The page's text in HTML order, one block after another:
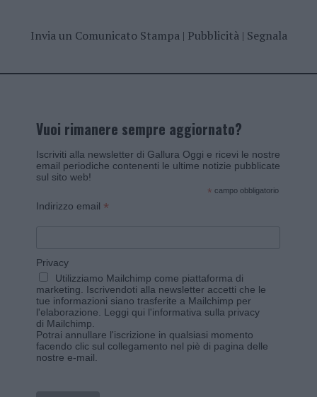
Invia un Comunicato Stampa| Pubblicità| Segnala
Vuoi rimanere sempre aggiornato?
Iscriviti alla newsletter di Gallura Oggi e ricevi le nostre
email periodiche contenenti le ultime notizie pubblicate
sul sito web!
* campo obbligatorio
Indirizzo email *
Privacy
Utilizziamo Mailchimp come piattaforma di
marketing. Iscrivendoti alla newsletter accetti che le
tue informazioni siano trasferite a Mailchimp per
l'elaborazione. Leggi qui l'informativa sulla privacy
di Mailchimp
Potrai annullare l'iscrizione in qualsiasi momento
facendo clic sul collegamento nel piè di pagina delle
nostre e-mail.